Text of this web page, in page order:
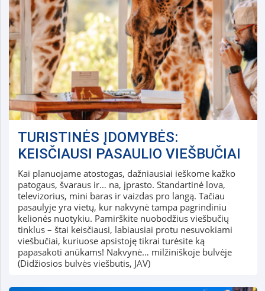
TURISTINĖS ĮDOMYBĖS:
KEISČIAUSI PASAULIO VIEŠBUČIAI
Kai planuojame atostogas, dažniausiai ieškome kažko
patogaus, švaraus ir… na, įprasto. Standartinė lova,
televizorius, mini baras ir vaizdas pro langą. Tačiau
pasaulyje yra vietų, kur nakvynė tampa pagrindiniu
kelionės nuotykiu. Pamirškite nuobodžius viešbučių
tinklus – štai keisčiausi, labiausiai protu nesuvokiami
viešbučiai, kuriuose apsistoję tikrai turėsite ką
papasakoti anūkams! Nakvynė… milžiniškoje bulvėje
(Didžiosios bulvės viešbutis, JAV)